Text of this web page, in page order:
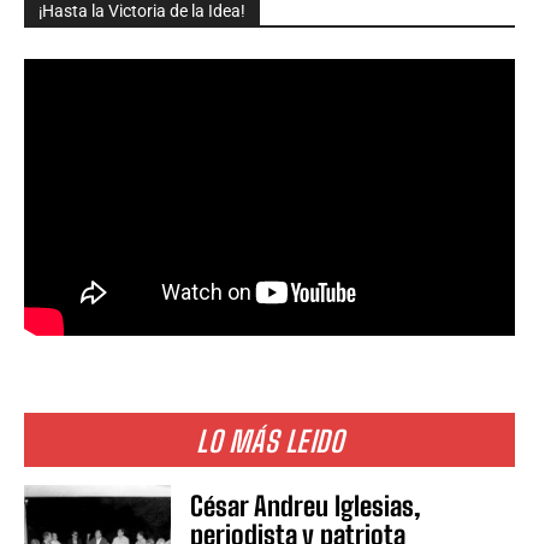
¡Hasta la Victoria de la Idea!
LO MÁS LEIDO
César Andreu Iglesias,
periodista y patriota